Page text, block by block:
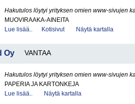
Hakutulos löytyi yrityksen omien www-sivujen
MUOVIRAAKA-AINEITA
Lue lisää..
Kotisivut Näytä kartalla
Oy VANTAA
Hakutulos löytyi yrityksen omien www-sivujen
PAPERIA JA KARTONKEJA
Lue lisää..
Näytä kartalla